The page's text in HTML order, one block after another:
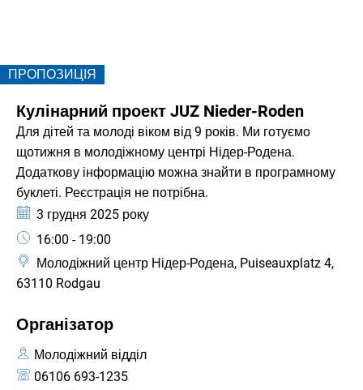
ПРОПОЗИЦІЯ
Кулінарний проект JUZ Nieder-Roden
Для дітей та молоді віком від 9 років. Ми готуємо
щотижня в молодіжному центрі Нідер-Родена.
Додаткову інформацію можна знайти в програмному
буклеті. Реєстрація не потрібна.
Дата:
3 грудня 2025 року
Час:
16:00 - 19:00
Молодіжний центр Нідер-Родена, Puiseauxplatz 4,
63110 Rodgau
Організатор
Молодіжний відділ
06106 693-1235